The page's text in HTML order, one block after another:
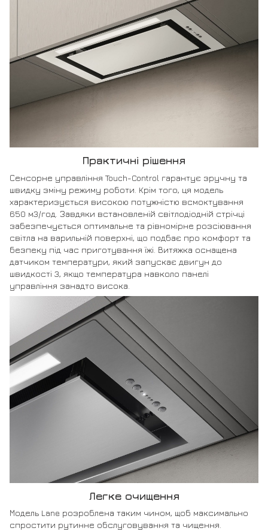
Практичні рішення
Сенсорне управління Touch-Control гарантує зручну та
швидку зміну режиму роботи. Крім того, ця модель
характеризується високою потужністю всмоктування
650 м3/год. Завдяки встановленій світлодіодній стрічці
забезпечується оптимальне та рівномірне розсіювання
світла на варильній поверхні, що подбає про комфорт та
безпеку під час приготування їжі. Витяжка оснащена
датчиком температури, який запускає двигун до
швидкості 3, якщо температура навколо панелі
управління занадто висока.
Легке очищення
Модель Lane розроблена таким чином, щоб максимально
спростити рутинне обслуговування та чищення.